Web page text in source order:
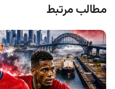
مطالب مرتبط